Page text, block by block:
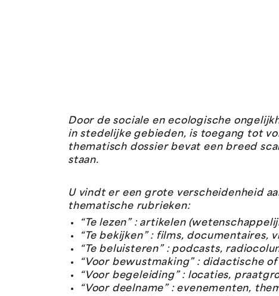
Door de sociale en ecologische
in stedelijke gebieden, is toegang tot
thematisch dossier bevat een breed
staan.
U vindt er een grote verscheidenheid
thematische rubrieken:
“Te lezen” : artikelen
“Te bekijken” : films, documentaires,
“Te beluisteren” : podcasts,
“Voor bewustmaking” : didactische
“Voor begeleiding” : locaties,
“Voor deelname” : evenementen,